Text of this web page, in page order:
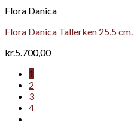
Flora Danica
Flora Danica Tallerken 25,5
kr.5.700,00
1
2
3
4